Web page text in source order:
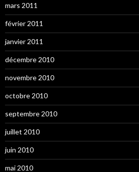
mars 2011
février 2011
janvier 2011
décembre 2010
novembre 2010
octobre 2010
septembre 2010
juillet 2010
juin 2010
mai 2010